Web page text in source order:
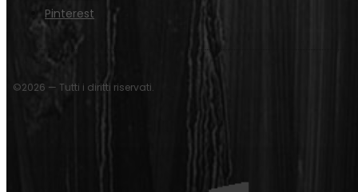
Pinterest
©2026 — Tutti i diritti riservati.